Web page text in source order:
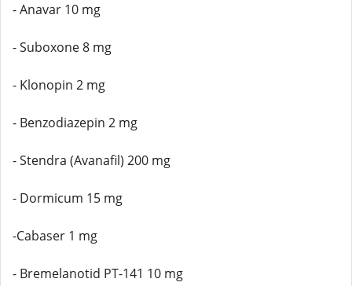
- Anavar 10 mg
- Suboxone 8 mg
- Klonopin 2 mg
- Benzodiazepin 2 mg
- Stendra (Avanafil) 200 mg
- Dormicum 15 mg
-Cabaser 1 mg
- Bremelanotid PT-141 10 mg